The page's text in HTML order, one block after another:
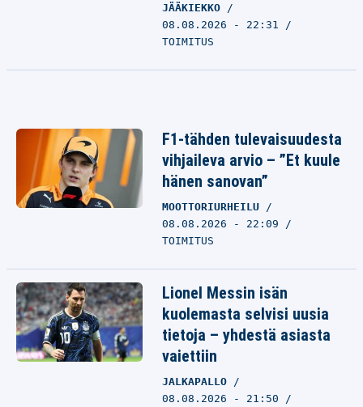
JÄÄKIEKKO
08.08.2026 - 22:31
TOIMITUS
F1-tähden tulevaisuudesta
vihjaileva arvio – ”Et kuule
hänen sanovan”
MOOTTORIURHEILU
08.08.2026 - 22:09
TOIMITUS
Lionel Messin isän
kuolemasta selvisi uusia
tietoja – yhdestä asiasta
vaiettiin
JALKAPALLO
08.08.2026 - 21:50